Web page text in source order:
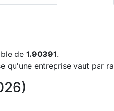
de 1.90391.
qu'une entreprise vaut par